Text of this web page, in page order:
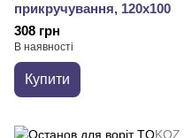
прикручування, 120x100
308 грн
В наявності
Купити